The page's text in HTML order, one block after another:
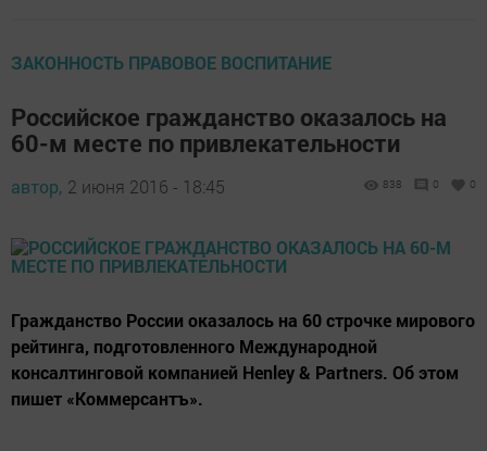
ЗАКОННОСТЬ ПРАВОВОЕ ВОСПИТАНИЕ
Российское гражданство оказалось на
60-м месте по привлекательности
автор, 2 июня 2016 - 18:45 838 0 0
Гражданство России оказалось на 60 строчке мирового
рейтинга, подготовленного Международной
консалтинговой компанией Henley & Partners. Об этом
пишет «Коммерсантъ».